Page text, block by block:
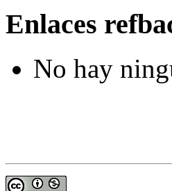
Enlaces
No hay